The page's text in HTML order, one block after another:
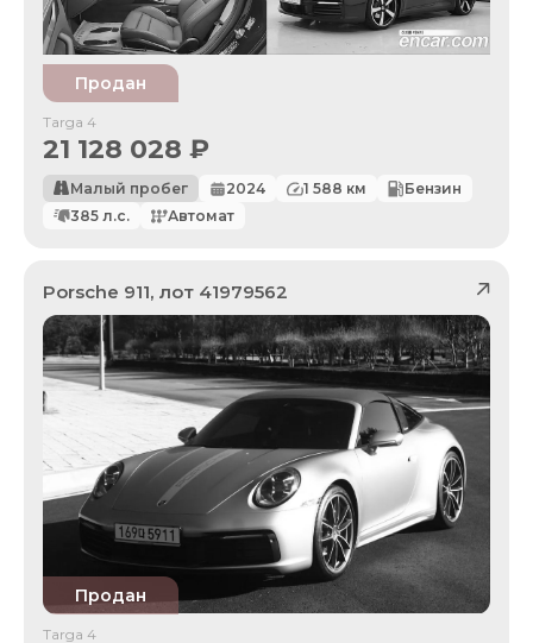
Продан
Targa 4
21 128 028 ₽
Малый пробег 2024 1 588 км
Бензин
385 л.с. Автомат
Porsche 911, лот 41979562
Продан
Targa 4